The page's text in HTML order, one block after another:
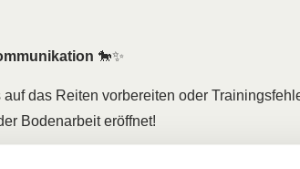
🐎✨
das Reiten vorbereiten oder
Bodenarbeit eröffnet!
du eine